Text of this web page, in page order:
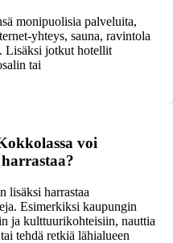
monipuolisia palveluita,
yhteys, sauna, ravintola
Lisäksi jotkut hotellit
tai
voi
lisäksi harrastaa
Esimerkiksi kaupungin
ja kulttuurikohteisiin, nauttia
tehdä retkiä lähialueen